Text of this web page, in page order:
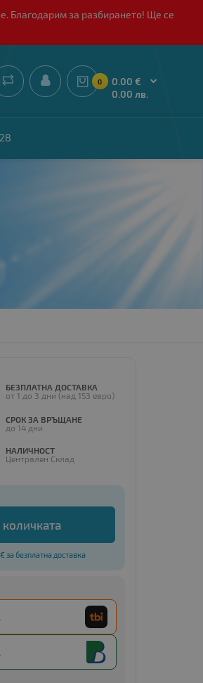
Благодарим за разбирането! Ще се
 0

0.00 €
0.00 лв.
БЕЗПЛАТНА ДОСТАВКА
от 1 до 3 дни (над 153 евро)
СРОК ЗА ВРЪЩАНЕ
до 14 дни
НАЛИЧНОСТ
Централен Склад
за безплатна доставка
minimum